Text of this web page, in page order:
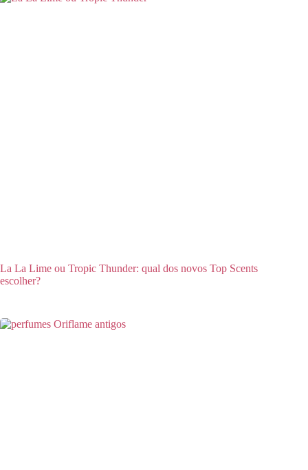
La La Lime ou Tropic Thunder: qual dos novos Top Scents
escolher?